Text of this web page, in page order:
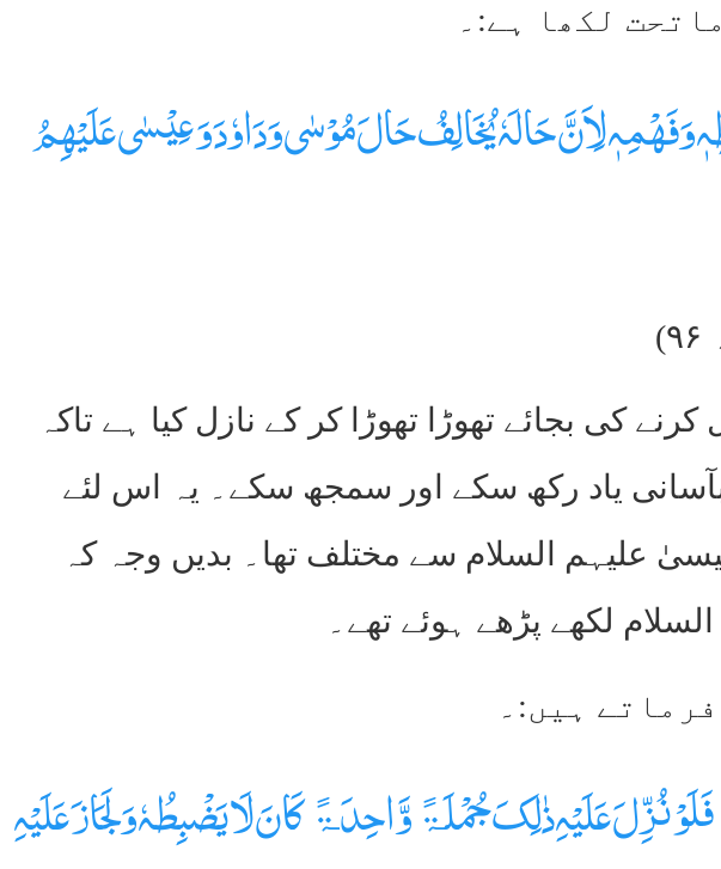
لِاَنَّ حَالَہٗ یُخَالِفُ حَالَ مُوْسٰی وَدَاوٗدَ وَ عِیْسٰی عَلَیْھِمُ
کی بجائے تھوڑا تھوڑا کر کے نازل کیا ہے تاکہ
یاد رکھ سکے اور سمجھ سکے۔ یہ اس لئے
علیہم السلام سے مختلف تھا۔ بدیں وجہ کہ
لکھے پڑھے ہوئے تھے۔
نُزِّلَ عَلَیْہِ ذٰلِکَ جُمْلَۃً وَّاحِدَۃً کَانَ لَا یَضْبِطُہٗ وَلَجَازَ عَلَیْہِ